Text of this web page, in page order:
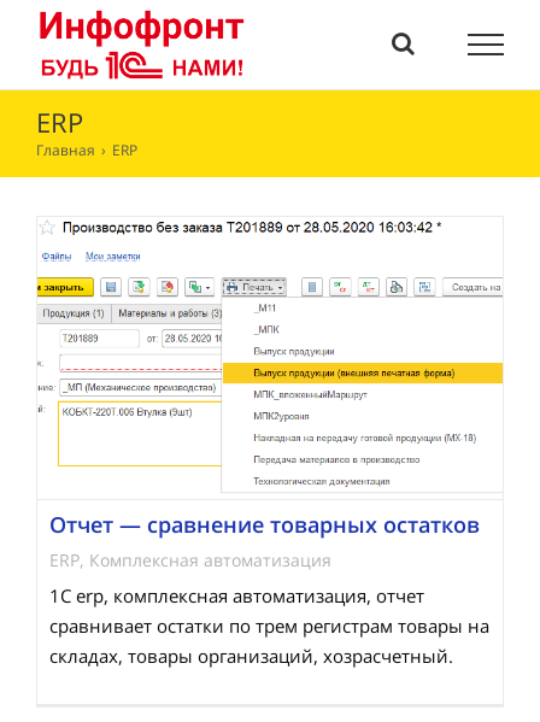
content
ERP
Главная › ERP
Отчет — сравнение товарных остатков
ERP, Комплексная автоматизация
1С erp, комплексная автоматизация, отчет
сравнивает остатки по трем регистрам товары на
складах, товары организаций, хозрасчетный.